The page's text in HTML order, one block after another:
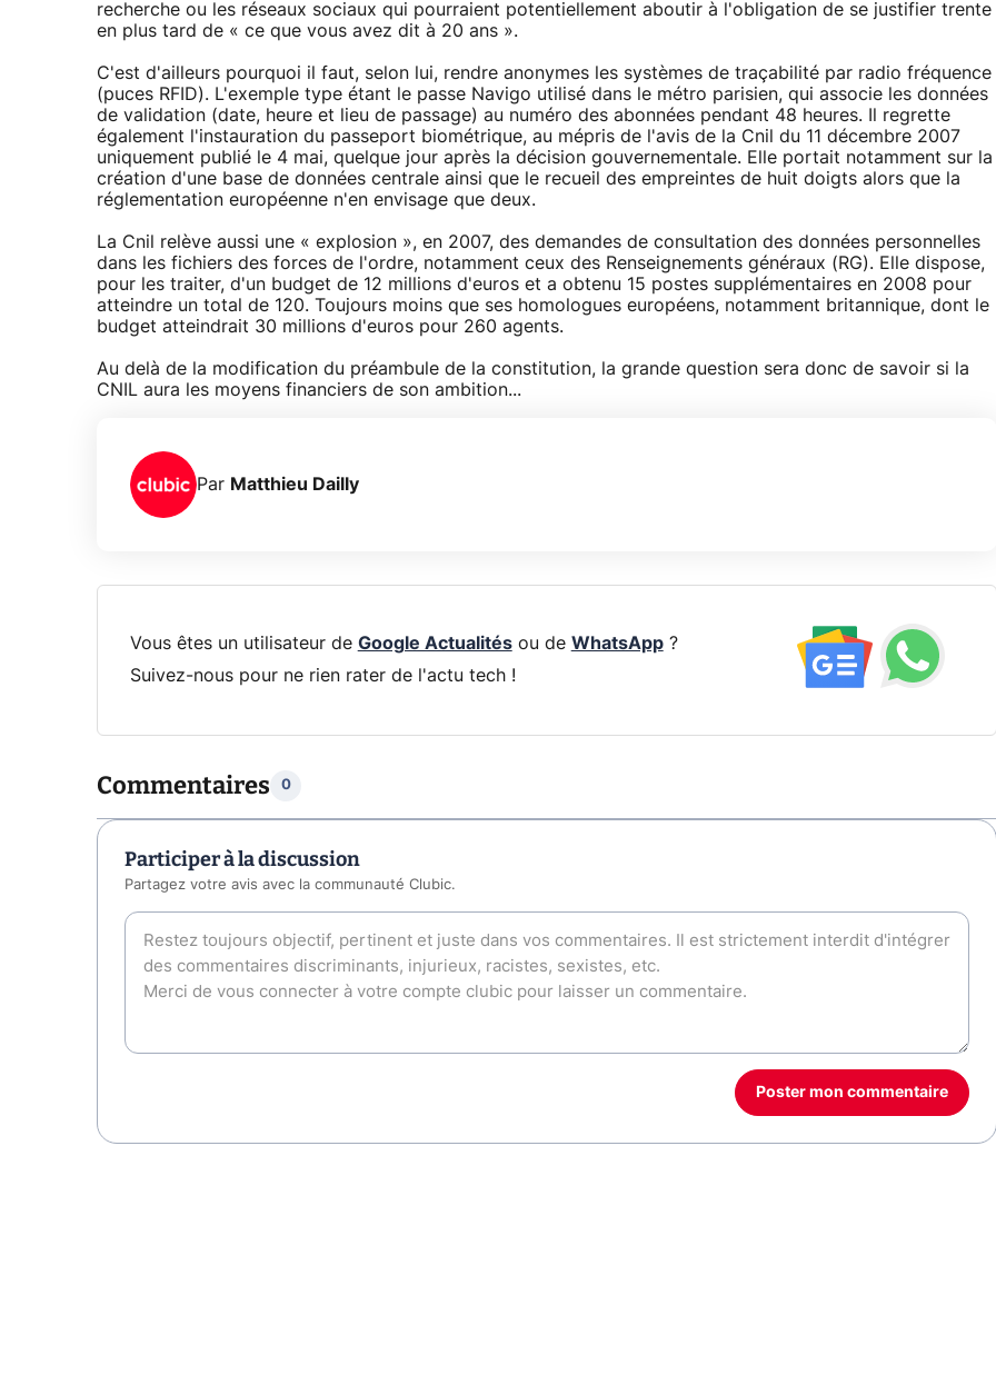
recherche ou les réseaux sociaux qui pourraient potentiellement aboutir à l'obligation de se justifier trente
en plus tard de « ce que vous avez dit à 20 ans ».
C'est d'ailleurs pourquoi il faut, selon lui, rendre anonymes les systèmes de traçabilité par radio fréquence
(puces RFID). L'exemple type étant le passe Navigo utilisé dans le métro parisien, qui associe les données
de validation (date, heure et lieu de passage) au numéro des abonnées pendant 48 heures. Il regrette
également l'instauration du passeport biométrique, au mépris de l'avis de la Cnil du 11 décembre 2007
uniquement publié le 4 mai, quelque jour après la décision gouvernementale. Elle portait notamment sur la
création d'une base de données centrale ainsi que le recueil des empreintes de huit doigts alors que la
réglementation européenne n'en envisage que deux.
La Cnil relève aussi une « explosion », en 2007, des demandes de consultation des données personnelles
dans les fichiers des forces de l'ordre, notamment ceux des Renseignements généraux (RG). Elle dispose,
pour les traiter, d'un budget de 12 millions d'euros et a obtenu 15 postes supplémentaires en 2008 pour
atteindre un total de 120. Toujours moins que ses homologues européens, notamment britannique, dont le
budget atteindrait 30 millions d'euros pour 260 agents.
Au delà de la modification du préambule de la constitution, la grande question sera donc de savoir si la
CNIL aura les moyens financiers de son ambition...
Par Matthieu Dailly
Vous êtes un utilisateur de Google Actualitésou de WhatsApp?
Suivez-nous pour ne rien rater de l'actu tech !
Commentaires 0
Participer à la discussion
Partagez votre avis avec la communauté Clubic.
Poster mon commentaire